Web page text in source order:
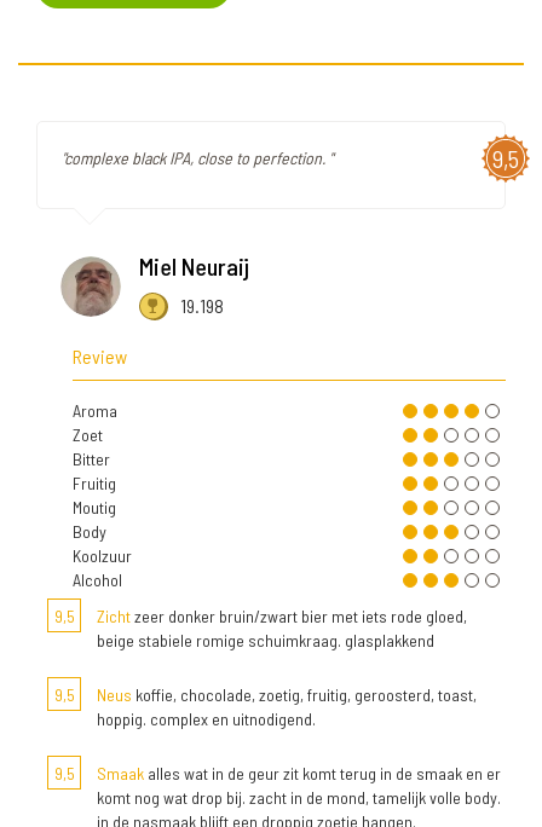
9,5
"complexe black IPA, close to perfection. "
Miel Neuraij
19.198
Review
Aroma
Zoet
Bitter
Fruitig
Moutig
Body
Koolzuur
Alcohol
9,5
Zichtzeer donker bruin/zwart bier met iets rode gloed,
beige stabiele romige schuimkraag. glasplakkend
9,5 Neus koffie, chocolade, zoetig, fruitig, geroosterd, toast,
hoppig. complex en uitnodigend.
9,5 Smaak alles wat in de geur zit komt terug in de smaak en er
komt nog wat drop bij. zacht in de mond, tamelijk volle body.
in de nasmaak blijft een droppig zoetje hangen.